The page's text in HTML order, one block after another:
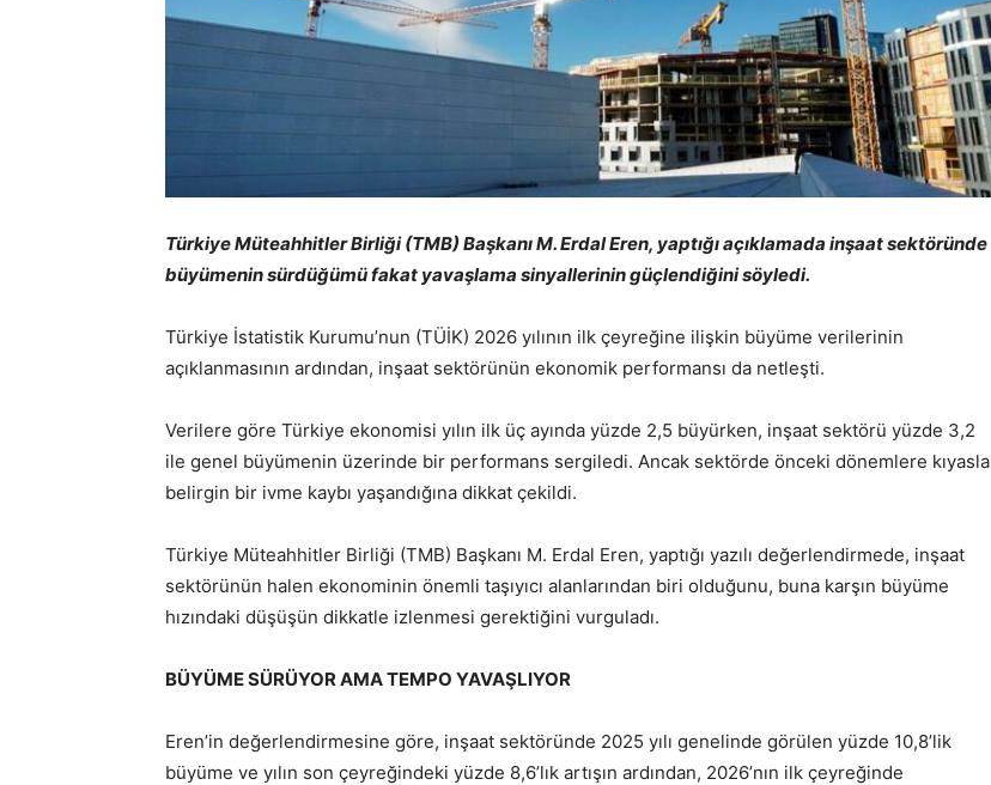
Türkiye Müteahhitler Birliği (TMB) Başkanı M. Erdal Eren, yaptığı açıklamada inşaat sektöründe
büyümenin sürdüğümü fakat yavaşlama sinyallerinin güçlendiğini söyledi.
Türkiye İstatistik Kurumu’nun (TÜİK) 2026 yılının ilk çeyreğine ilişkin büyüme verilerinin
açıklanmasının ardından, inşaat sektörünün ekonomik performansı da netleşti.
Verilere göre Türkiye ekonomisi yılın ilk üç ayında yüzde 2,5 büyürken, inşaat sektörü yüzde 3,2
ile genel büyümenin üzerinde bir performans sergiledi. Ancak sektörde önceki dönemlere kıyasla
belirgin bir ivme kaybı yaşandığına dikkat çekildi.
Türkiye Müteahhitler Birliği (TMB) Başkanı M. Erdal Eren, yaptığı yazılı değerlendirmede, inşaat
sektörünün halen ekonominin önemli taşıyıcı alanlarından biri olduğunu, buna karşın büyüme
hızındaki düşüşün dikkatle izlenmesi gerektiğini vurguladı.
BÜYÜME SÜRÜYOR AMA TEMPO YAVAŞLIYOR
Eren’in değerlendirmesine göre, inşaat sektöründe 2025 yılı genelinde görülen yüzde 10,8’lik
büyüme ve yılın son çeyreğindeki yüzde 8,6’lık artışın ardından, 2026’nın ilk çeyreğinde